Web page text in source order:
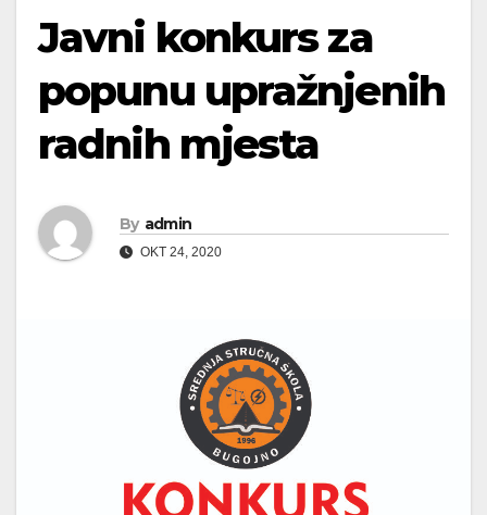
Javni konkurs za
popunu upražnjenih
radnih mjesta
By admin
OKT 24, 2020